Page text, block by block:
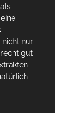
nicht nur
gut